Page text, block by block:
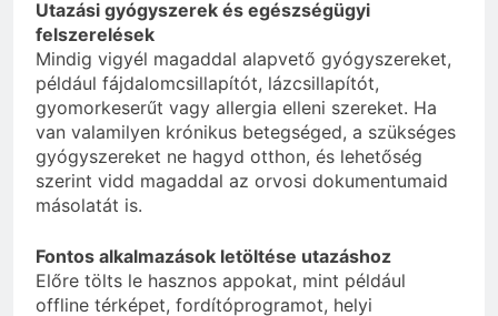
Utazási gyógyszerek és egészségügyi
felszerelések
Mindig vigyél magaddal alapvető gyógyszereket,
például fájdalomcsillapítót, lázcsillapítót,
gyomorkeserűt vagy allergia elleni szereket. Ha
van valamilyen krónikus betegséged, a szükséges
gyógyszereket ne hagyd otthon, és lehetőség
szerint vidd magaddal az orvosi dokumentumaid
másolatát is.
Fontos alkalmazások letöltése utazáshoz
Előre tölts le hasznos appokat, mint például
offline térképet, fordítóprogramot, helyi